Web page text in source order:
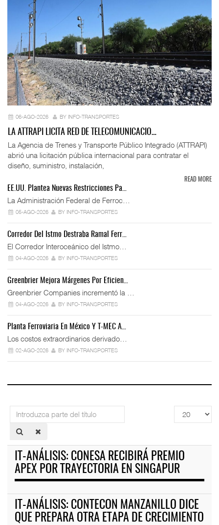
06-AGO-2026 BY INFO-TRANSPORTES
LA ATTRAPI LICITA RED DE TELECOMUNICACIO…
La Agencia de Trenes y Transporte Público Integrado (ATTRAPI)
abrió una licitación pública internacional para contratar el
diseño, suministro, instalación,
READ MORE
EE.UU. Plantea Nuevas Restricciones Pa…
La Administración Federal de Ferroc…
05-AGO-2026 BY INFO-TRANSPORTES
Corredor Del Istmo Destraba Ramal Ferr…
El Corredor Interoceánico del Istmo…
04-AGO-2026 BY INFO-TRANSPORTES
Greenbrier Mejora Márgenes Por Eficien…
Greenbrier Companies incrementó la …
04-AGO-2026 BY INFO-TRANSPORTES
Planta Ferroviaria En México Y T-MEC A…
Los costos extraordinarios derivado…
02-AGO-2026 BY INFO-TRANSPORTES
Introduzca
parte
del
Cantidad
a
IT-ANÁLISIS: CONESA RECIBIRÁ PREMIO
APEX POR TRAYECTORIA EN SINGAPUR
IT-ANÁLISIS: CONTECON MANZANILLO DICE
QUE PREPARA OTRA ETAPA DE CRECIMIENTO